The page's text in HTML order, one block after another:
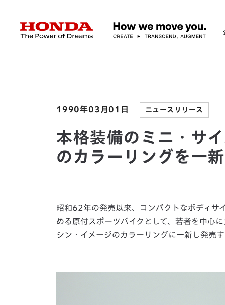
HONDA The Power of Dreams
社長メッセージ 経営方針 会社概要 ヒストリー
バイク パワープロダクツ マリン その他事
テクノロジー デザイン オープンイノベーショ
ESGレポート Honda Report 環境 社会 ガバナン
IR資料室 財務・業績情報 株式・債券情報
ニュースルーム
Discover Honda1990年03月01日 ニュースリリース
本格装備のミニ・サ
のカラーリングを一
昭和62年の発売以来、コンパクトなボディサ
める原付スポーツバイクとして、若者を中心
シン・イメージのカラーリングに一新し発売